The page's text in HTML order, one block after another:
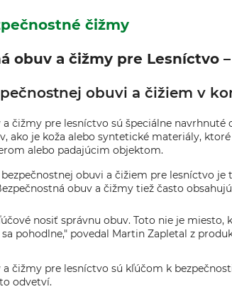
čižmy
obuv a čižmy pre Lesníctvo
obuvi a čižiem v
a čižmy pre lesníctvo sú špeciálne
ako je koža alebo syntetické materiály,
alebo padajúcim objektom.
obuvi a čižiem pre lesníctvo
obuv a čižmy tiež často
nosiť správnu obuv. Toto nie je
pohodlne," povedal Martin Zapletal z
a čižmy pre lesníctvo sú kľúčom k
odvetví.